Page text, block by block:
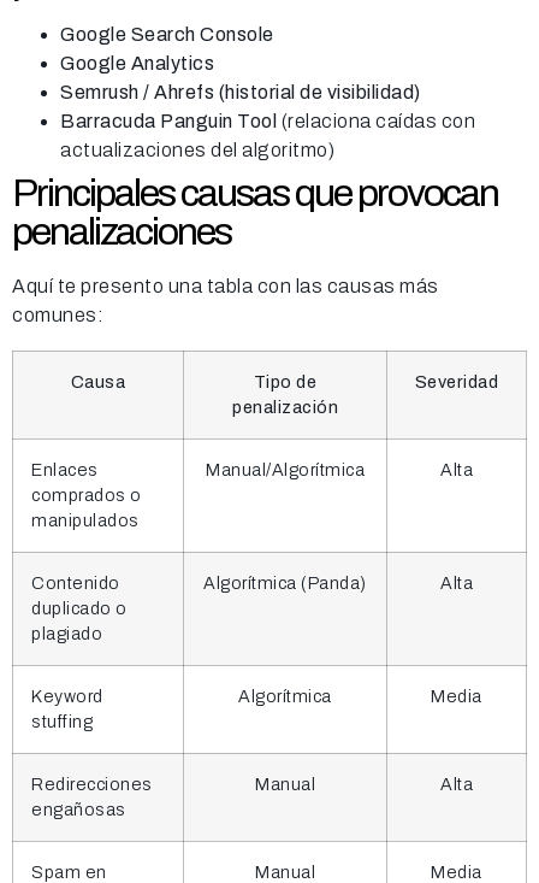
Google Search Console
Google Analytics
Semrush / Ahrefs (historial de visibilidad)
Barracuda Panguin Tool (relaciona caídas con
actualizaciones del algoritmo)
Principales causas que provocan
penalizaciones
Aquí te presento una tabla con las causas más
comunes:
Causa
Tipo de
penalización
Severidad
Enlaces
comprados o
manipulados
Manual/Algorítmica Alta
Contenido
duplicado o
plagiado
Algorítmica (Panda) Alta
Keyword
stuffing
Algorítmica Media
Redirecciones
engañosas
Manual Alta
Spam en
Manual Media